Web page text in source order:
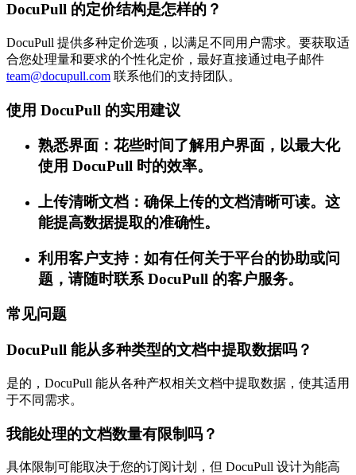
DocuPull 的定价结构是怎样的？
DocuPull 提供多种定价选项，以满足不同用户需求。要获取适
合您处理量和要求的个性化定价，最好直接通过电子邮件
team@docupull.com 联系他们的支持团队。
使用 DocuPull 的实用建议
熟悉界面：花些时间了解用户界面，以最大化
使用 DocuPull 时的效率。
上传清晰文档：确保上传的文档清晰可读。这
能提高数据提取的准确性。
利用客户支持：如有任何关于平台的协助或问
题，请随时联系 DocuPull 的客户服务。
常见问题
DocuPull 能从多种类型的文档中提取数据吗？
是的，DocuPull 能从各种产权相关文档中提取数据，使其适用
于不同需求。
我能处理的文档数量有限制吗？
具体限制可能取决于您的订阅计划，但 DocuPull 设计为能高